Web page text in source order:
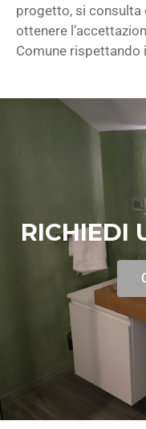
progetto, si consulta
ottenere
Comune rispettando
RICHIEDI